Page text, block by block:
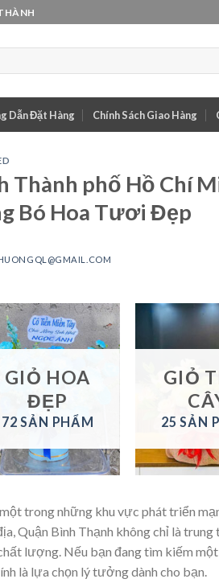
Dẫn Đặt Hàng Chính Sách Giao Hàng
Thành phố Hồ Chí
Bó Hoa Tươi Đẹp
GIỎ HOA
ĐẸP
72 SẢN PHẨM
GIỎ
25 SẢN
trong những khu vực phát triển
Quận Bình Thạnh không chỉ là trung
lượng. Nếu bạn đang tìm kiếm một
là lựa chọn lý tưởng dành cho bạn.